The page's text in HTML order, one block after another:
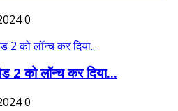
0
2 को लॉन्च कर दिया...
0